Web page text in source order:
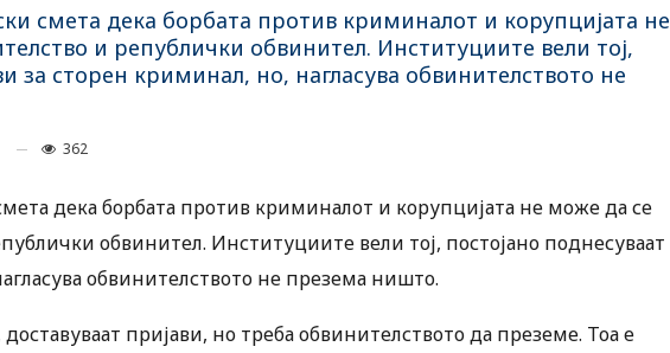
смета дека борбата против криминалот и корупцијата не
и републички обвинител. Институциите вели тој,
за сторен криминал, но, нагласува обвинителството не
362
дека борбата против криминалот и корупцијата не може да се
обвинител. Институциите вели тој, постојано поднесуваат
обвинителството не презема ништо.
пријави, но треба обвинителството да преземе. Тоа е